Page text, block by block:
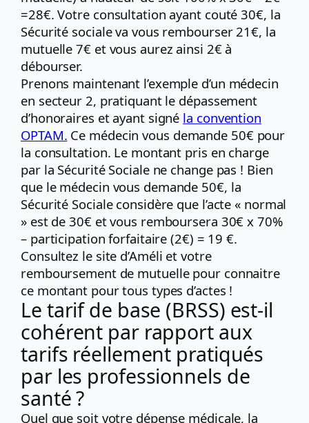
=28€. Votre consultation ayant couté 30€, la
Sécurité sociale va vous rembourser 21€, la
mutuelle 7€ et vous aurez ainsi 2€ à
débourser.
Prenons maintenant l’exemple d’un médecin
en secteur 2, pratiquant le dépassement
d’honoraires et ayant signé la convention
OPTAM. Ce médecin vous demande 50€ pour
la consultation. Le montant pris en charge
par la Sécurité Sociale ne change pas ! Bien
que le médecin vous demande 50€, la
Sécurité Sociale considère que l’acte « normal
» est de 30€ et vous remboursera 30€ x 70%
– participation forfaitaire (2€) = 19 €.
Consultez le site d’Améli et votre
remboursement de mutuelle pour connaitre
ce montant pour tous types d’actes !
Le tarif de base (BRSS) est-il
cohérent par rapport aux
tarifs réellement pratiqués
par les professionnels de
santé ?
Quel que soit votre dépense médicale, la